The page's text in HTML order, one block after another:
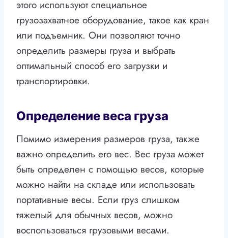
этого используют специальное
грузозахватное оборудование, такое как кран
или подъемник. Они позволяют точно
определить размеры груза и выбрать
оптимальный способ его загрузки и
транспортировки.
Определение веса груза
Помимо измерения размеров груза, также
важно определить его вес. Вес груза может
быть определен с помощью весов, которые
можно найти на складе или использовать
портативные весы. Если груз слишком
тяжелый для обычных весов, можно
воспользоваться грузовыми весами.